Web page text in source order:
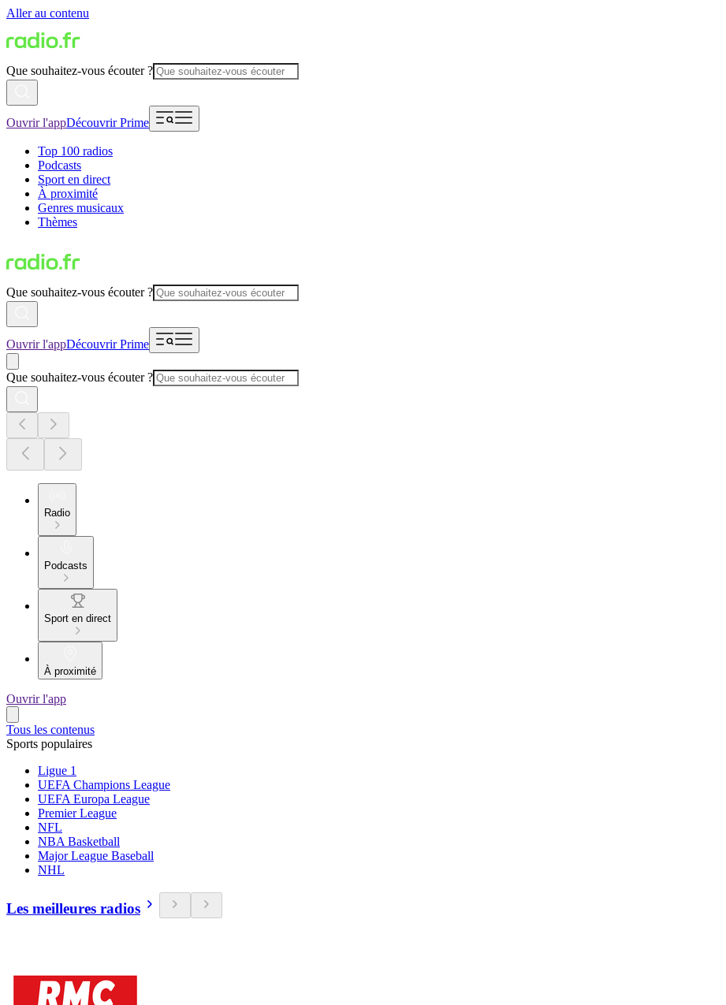
Aller au contenu
Que souhaitez-vous écouter ?
Ouvrir l'appDécouvrir Prime
Top 100 radios
Podcasts
Sport en direct
À proximité
Genres musicaux
Thèmes
Que souhaitez-vous écouter ?
Ouvrir l'appDécouvrir Prime
Que souhaitez-vous écouter ?
Radio
Podcasts
Sport en direct
À proximité
Ouvrir l'app
Tous les contenus
Sports populaires
Ligue 1
UEFA Champions League
UEFA Europa League
Premier League
NFL
NBA Basketball
Major League Baseball
NHL
Les meilleures radios